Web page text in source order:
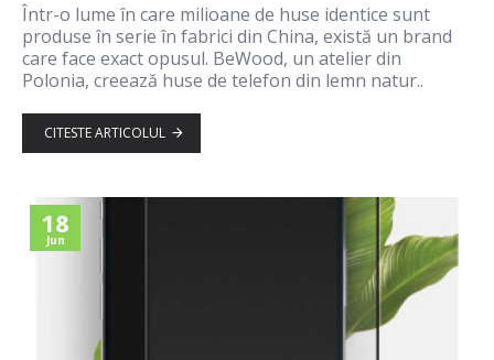
Într-o lume în care milioane de huse identice sunt
produse în serie în fabrici din China, există un brand
care face exact opusul. BeWood, un atelier din
Polonia, creează huse de telefon din lemn natur..
CITESTE ARTICOLUL
18
Jun